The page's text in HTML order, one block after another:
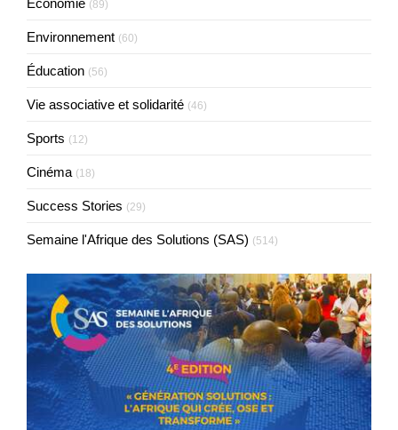
Economie (89)
Environnement (60)
Éducation (56)
Vie associative et solidarité (46)
Sports (12)
Cinéma (18)
Success Stories (29)
Semaine l'Afrique des Solutions (SAS) (514)